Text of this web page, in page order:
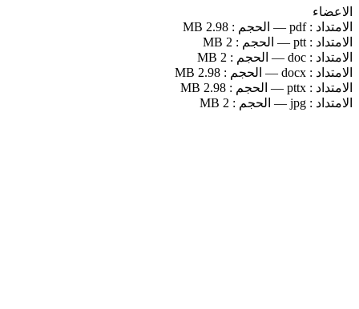
الاعضاء
الامتداد :pdf
— الحجم : 2.98 MB
الامتداد : ptt
— الحجم : 2 MB
الامتداد : doc
— الحجم : 2 MB
الامتداد : docx
— الحجم : 2.98 MB
الامتداد : pttx
— الحجم : 2.98 MB
الامتداد : jpg
— الحجم : 2 MB